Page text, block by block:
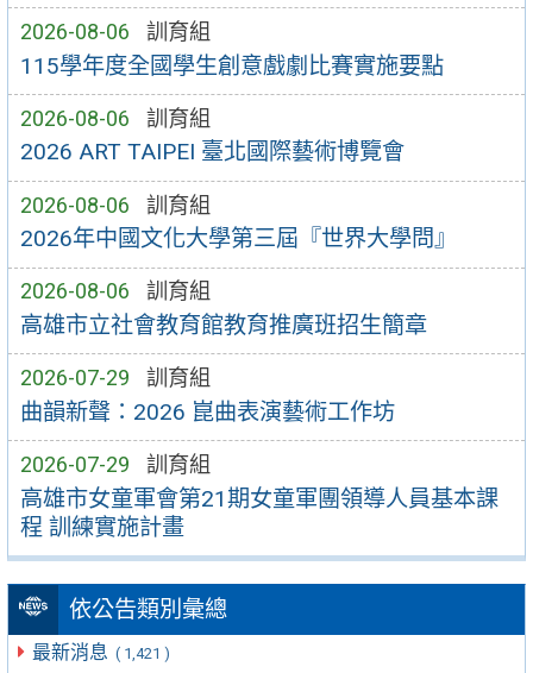
2026-08-06 訓育組
115學年度全國學生創意戲劇比賽實施要點
2026-08-06 訓育組
2026 ART TAIPEI 臺北國際藝術博覽會
2026-08-06 訓育組
2026年中國文化大學第三屆『世界大學問』
2026-08-06 訓育組
高雄市立社會教育館教育推廣班招生簡章
2026-07-29 訓育組
曲韻新聲：2026 崑曲表演藝術工作坊
2026-07-29 訓育組
高雄市女童軍會第21期女童軍團領導人員基本課
程 訓練實施計畫
依公告類別彙總
最新消息 ( 1,421 )